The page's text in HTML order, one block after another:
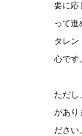
要に応
って進
タレン
心です
ただし
があり
ださい